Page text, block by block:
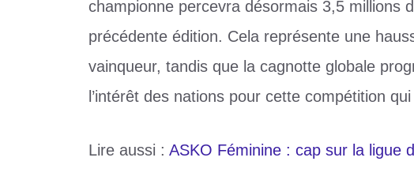
championne percevra désormais 3,5 millions
précédente édition. Cela représente une
vainqueur, tandis que la cagnotte globale
l’intérêt des nations pour cette compétition
Lire aussi : ASKO Féminine : cap sur la ligue